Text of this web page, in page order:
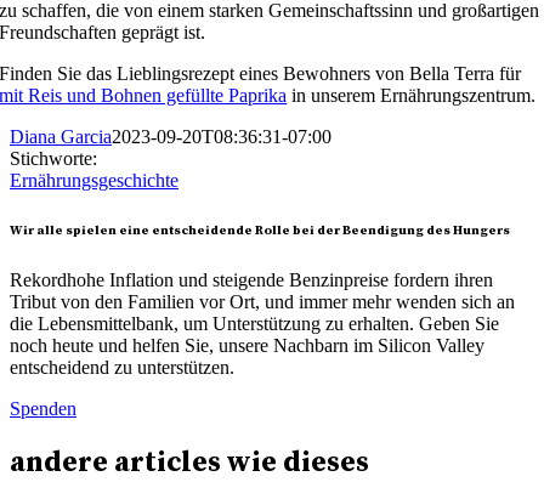
zu schaffen, die von einem starken Gemeinschaftssinn und großartigen
Freundschaften geprägt ist.
Finden Sie das Lieblingsrezept eines Bewohners von Bella Terra für
mit Reis und Bohnen gefüllte Paprika in unserem Ernährungszentrum.
Diana Garcia2023-09-20T08:36:31-07:00
Stichworte:
Ernährungsgeschichte
Wir alle spielen eine entscheidende Rolle bei der Beendigung des Hungers
Rekordhohe Inflation und steigende Benzinpreise fordern ihren
Tribut von den Familien vor Ort, und immer mehr wenden sich an
die Lebensmittelbank, um Unterstützung zu erhalten. Geben Sie
noch heute und helfen Sie, unsere Nachbarn im Silicon Valley
entscheidend zu unterstützen.
Spenden
andere articles wie dieses